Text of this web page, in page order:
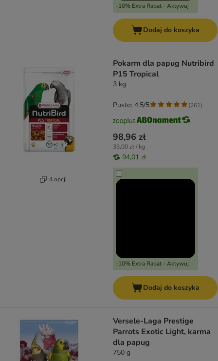
-10% Extra Rabat - Aktywuj
Dodaj do koszyka
4 opcji
Pokarm dla papug Nutribird
P15 Tropical
3 kg
98,96 zł
33,00 zł / kg
94,01 zł
-10% Extra Rabat - Aktywuj
Pusto: 4.5/5 (261)
Dodaj do koszyka
Versele-Laga Prestige
Parrots Exotic Light, karma
dla papug
750 g